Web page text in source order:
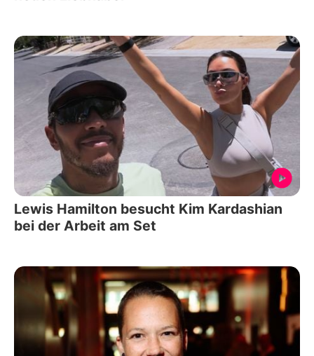
Lewis Hamilton besucht Kim Kardashian
bei der Arbeit am Set